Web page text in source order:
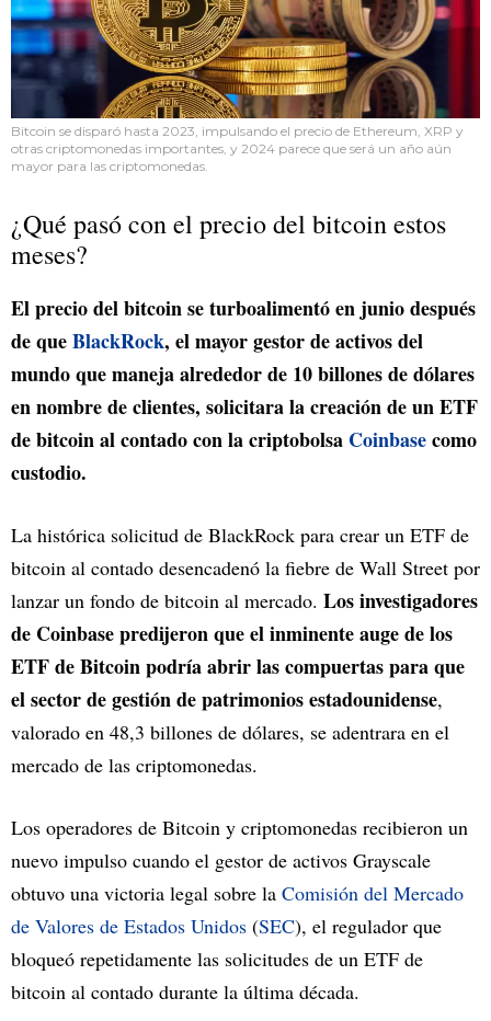
Bitcoin se disparó hasta 2023, impulsando el precio de Ethereum, XRP y
otras criptomonedas importantes, y 2024 parece que será un año aún
mayor para las criptomonedas.
¿Qué pasó con el precio del bitcoin estos
meses?
El precio del bitcoin se turboalimentó en junio después
de queBlackRock, el mayor gestor de activos del
mundo que maneja alrededor de 10 billones de dólares
en nombre de clientes, solicitara la creación de un ETF
de bitcoin al contado con la criptobolsa Coinbasecomo
custodio.
La histórica solicitud de BlackRock para crear un ETF de
bitcoin al contado desencadenó la fiebre de Wall Street por
lanzar un fondo de bitcoin al mercado. Los investigadores
de Coinbase predijeron que el inminente auge de los
ETF de Bitcoin podría abrir las compuertas para que
el sector de gestión de patrimonios estadounidense,
valorado en 48,3 billones de dólares, se adentrara en el
mercado de las criptomonedas.
Los operadores de Bitcoin y criptomonedas recibieron un
nuevo impulso cuando el gestor de activos Grayscale
obtuvo una victoria legal sobre la Comisión del Mercado
de Valores de Estados Unidos (SEC), el regulador que
bloqueó repetidamente las solicitudes de un ETF de
bitcoin al contado durante la última década.